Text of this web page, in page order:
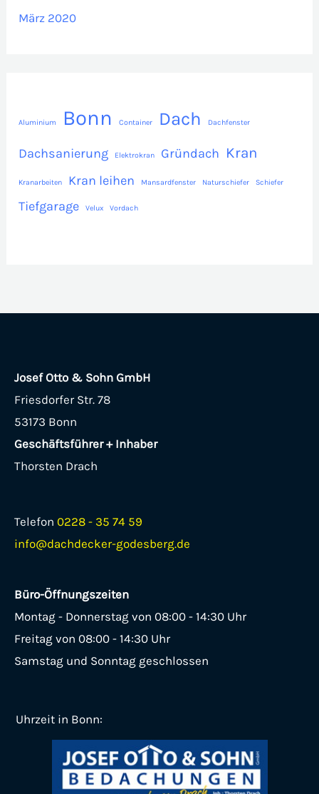
März 2020
Aluminium Bonn Container Dach Dachfenster
Dachsanierung Elektrokran Gründach Kran
Kranarbeiten Kran leihen Mansardfenster Naturschiefer Schiefer
Tiefgarage Velux Vordach
Josef Otto & Sohn GmbH
Friesdorfer Str. 78
53173 Bonn
Geschäftsführer + Inhaber
Thorsten Drach
Telefon 0228 - 35 74 59
info@dachdecker-godesberg.de
Büro-Öffnungszeiten
Montag - Donnerstag von 08:00 - 14:30 Uhr
Freitag von 08:00 - 14:30 Uhr
Samstag und Sonntag geschlossen
Uhrzeit in Bonn: